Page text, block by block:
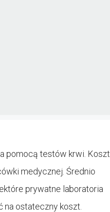
pomocą testów krwi. Koszt
medycznej. Średnio
prywatne laboratoria
ostateczny koszt.